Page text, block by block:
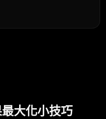
大化小技巧